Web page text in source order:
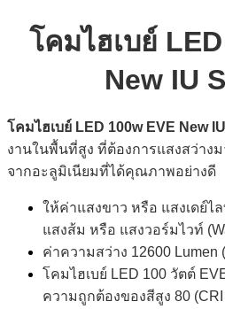
โคมไฮเบย์
New IU
โคมไฮเบย์ LED 100w EVE New
งานในพื้นที่สูง ที่ต้องการแสงสว่าง
จากอะลูมิเนียมที่ได้คุณภาพอย่างดี
ให้ค่าแสงขาว หรือ แสงเดย์ไ
แสงส้ม หรือ แสงวอร์มไวท์
ค่าความสว่าง 12600 Lumen
โคมไฮเบย์ LED 100 วัตต์
ความถูกต้องของสีสูง 80 (CRI